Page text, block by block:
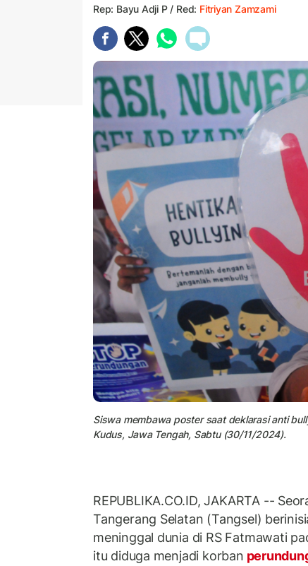
Rep: Bayu Adji P / Red: Fitriyan Zamzami
Siswa membawa poster saat deklarasi anti
Kudus, Jawa Tengah, Sabtu (30/11/2024).
REPUBLIKA.CO.ID,JAKARTA --
Tangerang Selatan (Tangsel)
meninggal dunia di RS Fatmawati
itu diduga menjadi korban